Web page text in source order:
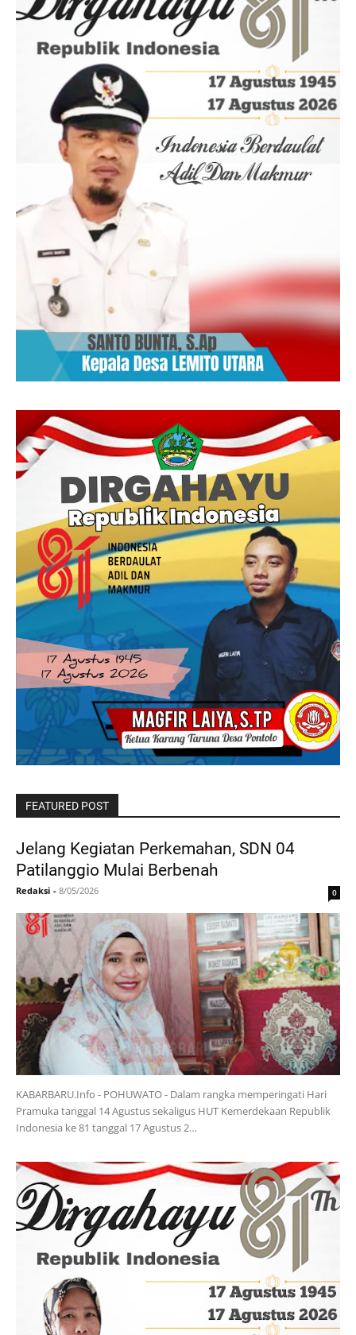
FEATURED POST
Jelang Kegiatan Perkemahan, SDN 04
Patilanggio Mulai Berbenah
Redaksi - 8/05/2026 0
KABARBARU.Info - POHUWATO - Dalam rangka memperingati Hari
Pramuka tanggal 14 Agustus sekaligus HUT Kemerdekaan Republik
Indonesia ke 81 tanggal 17 Agustus 2…